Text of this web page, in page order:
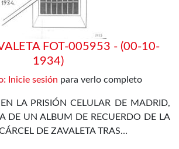
FOT-005953 - (00-10-
1934)
Inicie sesión para verlo completo
LA PRISIÓN CELULAR DE MADRID,
DE UN ALBUM DE RECUERDO DE LA
DE ZAVALETA TRAS…